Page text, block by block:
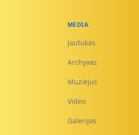
MEDIA
Jautukas
Archyvas
Muziejus
Video
Galerijos